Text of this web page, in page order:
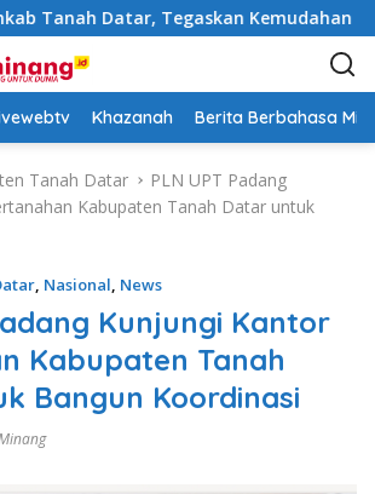
Datar, Tegaskan Kemudahan Izin
Khazanah Berita Berbahasa
Tanah Datar
PLN UPT Padang
Kabupaten Tanah Datar untuk
, Nasional, News
Kunjungi Kantor
Kabupaten Tanah
Bangun Koordinasi